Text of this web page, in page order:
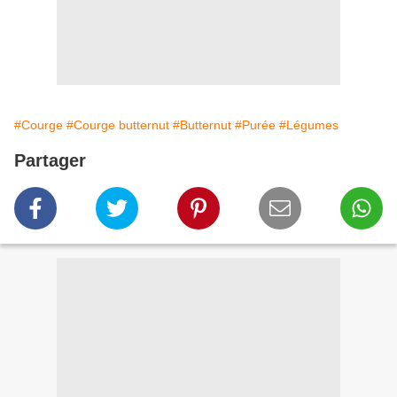
#Courge #Courge butternut #Butternut #Purée #Légumes
Partager